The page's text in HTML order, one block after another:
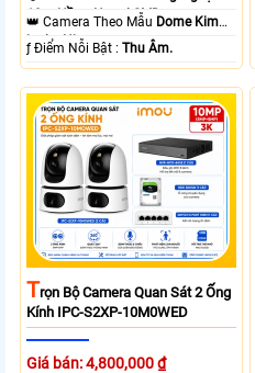
10m Hồng Ngoại SMD.
👑 Camera Theo Mẫu Dome Kim
loại + Nhựa.
️ƒ Điểm Nỗi Bật :Thu Âm.
TRọn Bộ Camera Quan Sát 2 Ống
Kính IPC-S2XP-10M0WED
Giá bán: 4,800,000 ₫